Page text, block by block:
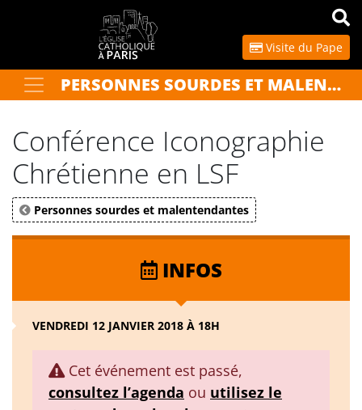
Visite du Pape
Votre recherche OKPERSONNES SOURDES ET MALENTENDANTES
Conférence Iconographie
Chrétienne en LSF
Personnes sourdes et malentendantes
INFOS
VENDREDI 12 JANVIER 2018 À 18H
Cet événement est passé,
consultez l’agenda ou utilisez le
Panneau de gestion des cookies